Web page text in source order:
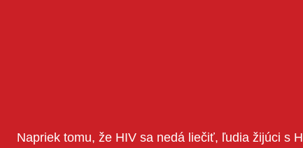
Napriek tomu, že HIV sa nedá liečiť, ľudia žijúci s